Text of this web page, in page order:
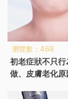
瀏覽數：468
初老症狀不只
做、皮膚老化原